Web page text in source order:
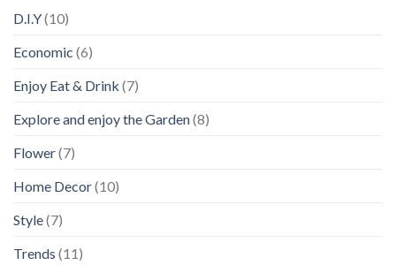
D.I.Y(10)
Economic (6)
Enjoy Eat & Drink (7)
Explore and enjoy the Garden(8)
Flower(7)
Home Decor(10)
Style(7)
Trends (11)